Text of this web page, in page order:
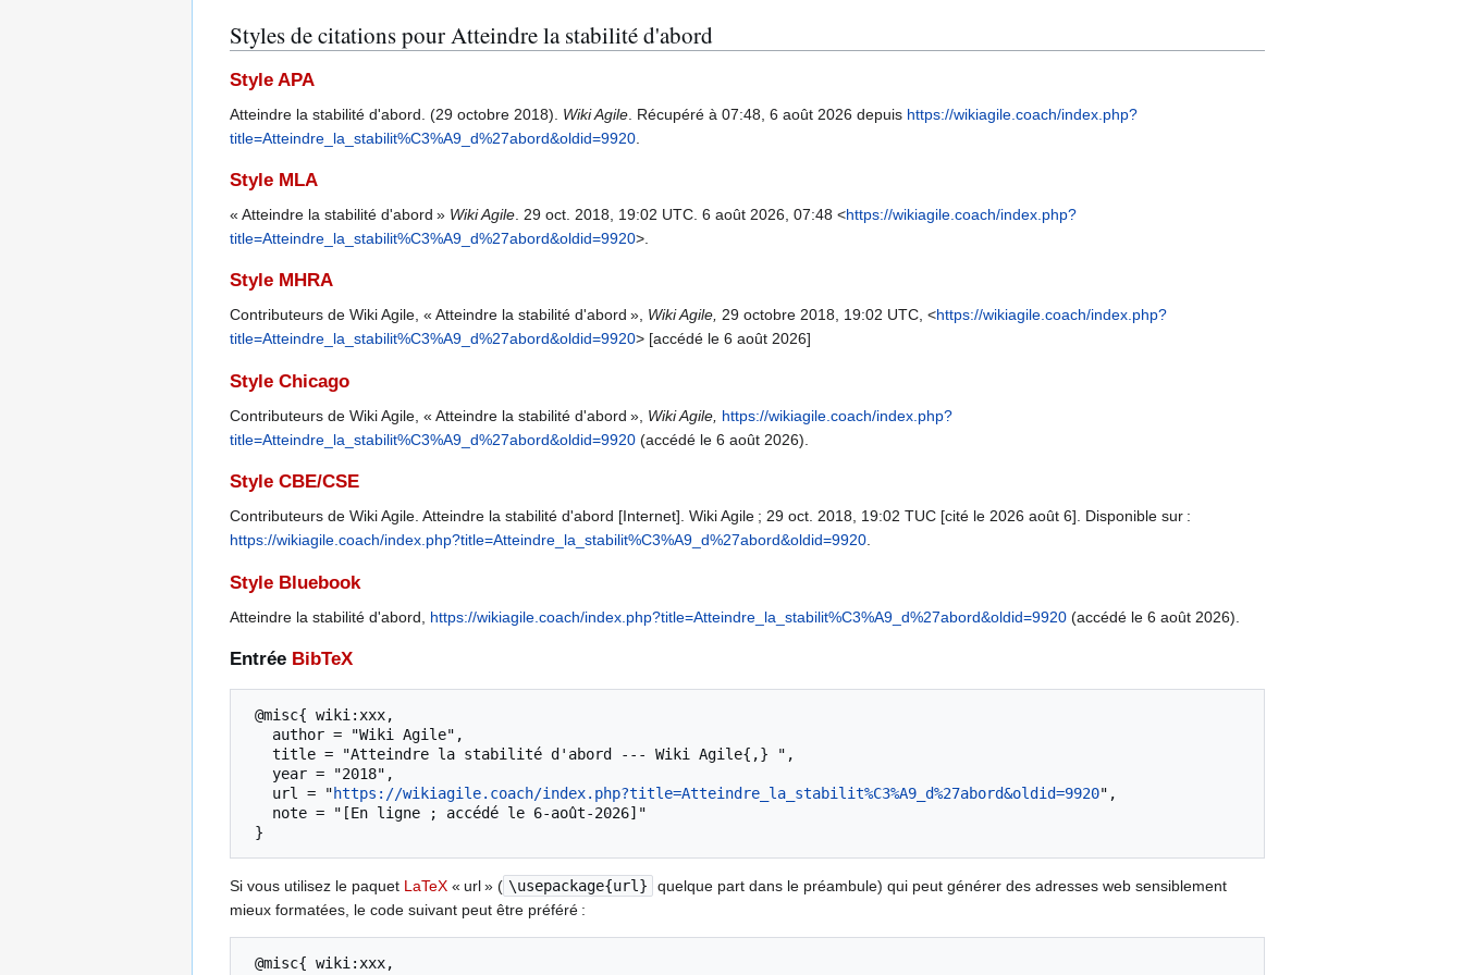
Styles de citations pour Atteindre la stabilité d'abord
Style APA
Atteindre la stabilité d'abord. (29 octobre 2018). Wiki Agile . Récupéré à 07:48, 6 août 2026 depuis https://wikiagile.coach/index.php?
title=Atteindre_la_stabilit%C3%A9_d%27abord&oldid=9920
Style MLA
« Atteindre la stabilité d'abord » Wiki Agile . 29 oct. 2018, 19:02 UTC. 6 août 2026, 07:48 <https://wikiagile.coach/index.php?
title=Atteindre_la_stabilit%C3%A9_d%27abord&oldid=9920>.
Style MHRA
Contributeurs de Wiki Agile, « Atteindre la stabilité d'abord », Wiki Agile, 29 octobre 2018, 19:02 UTC, <https://wikiagile.coach/index.php?
title=Atteindre_la_stabilit%C3%A9_d%27abord&oldid=9920> [accédé le 6 août 2026]
Style Chicago
Contributeurs de Wiki Agile, « Atteindre la stabilité d'abord », Wiki Agile, https://wikiagile.coach/index.php?
title=Atteindre_la_stabilit%C3%A9_d%27abord&oldid=9920 (accédé le 6 août 2026).
Style CBE/CSE
Contributeurs de Wiki Agile. Atteindre la stabilité d'abord [Internet]. Wiki Agile ; 29 oct. 2018, 19:02 TUC [cité le 2026 août 6]. Disponible sur :
https://wikiagile.coach/index.php?title=Atteindre_la_stabilit%C3%A9_d%27abord&oldid=9920
Style Bluebook
Atteindre la stabilité d'abord, https://wikiagile.coach/index.php?title=Atteindre_la_stabilit%C3%A9_d%27abord&oldid=9920 (accédé le 6 août 2026).
Entrée BibTeX
   url = "
https://wikiagile.coach/index.php?title=Atteindre_la_stabilit%C3%A9_d%27abord&oldid=9920",
Si vous utilisez le paquet LaTeX « url » ( \usepackage{url}
quelque part dans le préambule) qui peut générer des adresses web sensiblement
mieux formatées, le code suivant peut être préféré :